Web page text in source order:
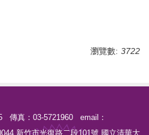
瀏覽數: 3722
傳真：03-5721960 email：
新竹市光復路二段101號 國立清華大